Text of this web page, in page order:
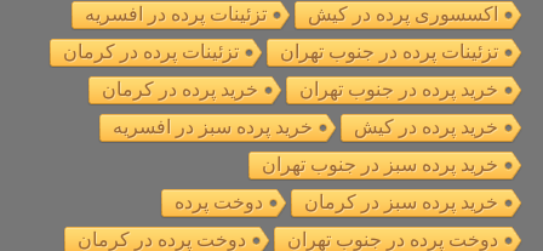
اکسسوری پرده در کیش
تزئینات پرده در افسریه
تزئینات پرده در جنوب تهران
تزئینات پرده در کرمان
خرید پرده در جنوب تهران
خرید پرده در کرمان
خرید پرده در کیش
خرید پرده سبز در افسریه
خرید پرده سبز در جنوب تهران
خرید پرده سبز در کرمان
دوخت پرده
دوخت پرده در جنوب تهران
دوخت پرده در کرمان